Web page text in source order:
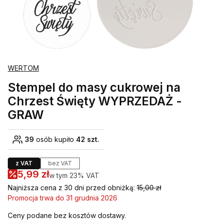
WERTOM
Stempel do masy cukrowej na
Chrzest Święty WYPRZEDAŻ -
GRAW
39 osób kupiło 42 szt.
z VAT bez VAT
5,99 złw tym 23% VAT
w tym 23% VAT
Najniższa cena z 30 dni przed obniżką: 15,00 zł
Promocja trwa do 31 grudnia 2026
Ceny podane bez kosztów dostawy.